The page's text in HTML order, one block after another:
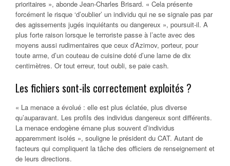
prioritaires », abonde Jean-Charles Brisard. « Cela présente
forcément le risque ‘d’oublier’ un individu qui ne se signale pas par
des agissements jugés inquiétants ou dangereux », poursuit-il. A
plus forte raison lorsque le terroriste passe à l’acte avec des
moyens aussi rudimentaires que ceux d’Azimov, porteur, pour
toute arme, d’un couteau de cuisine doté d’une lame de dix
centimètres. Or tout erreur, tout oubli, se paie cash.
Les fichiers sont-ils correctement exploités ?
« La menace a évolué : elle est plus éclatée, plus diverse
qu’auparavant. Les profils des individus dangereux sont différents.
La menace endogène émane plus souvent d’individus
apparemment isolés », souligne le président du CAT. Autant de
facteurs qui compliquent la tâche des officiers de renseignement et
de leurs directions.